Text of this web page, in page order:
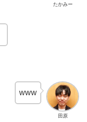
たかみー
田原
www